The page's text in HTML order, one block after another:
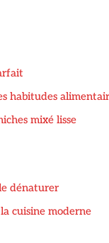
habitudes
mixé lisse
dénaturer
cuisine moderne